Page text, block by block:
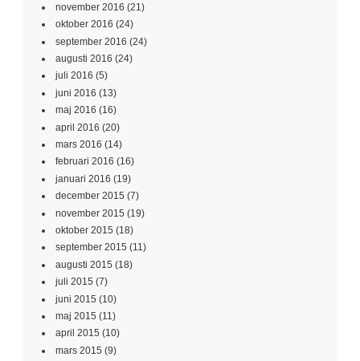
november 2016 (21)
oktober 2016 (24)
september 2016 (24)
augusti 2016 (24)
juli 2016 (5)
juni 2016 (13)
maj 2016 (16)
april 2016 (20)
mars 2016 (14)
februari 2016 (16)
januari 2016 (19)
december 2015 (7)
november 2015 (19)
oktober 2015 (18)
september 2015 (11)
augusti 2015 (18)
juli 2015 (7)
juni 2015 (10)
maj 2015 (11)
april 2015 (10)
mars 2015 (9)